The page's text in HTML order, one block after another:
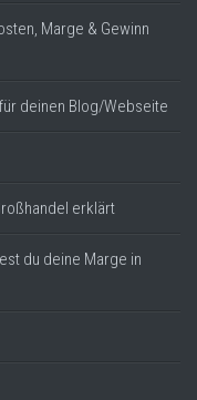
Marge & Gewinn
deinen Blog/Webseite
erklärt
du deine Marge in